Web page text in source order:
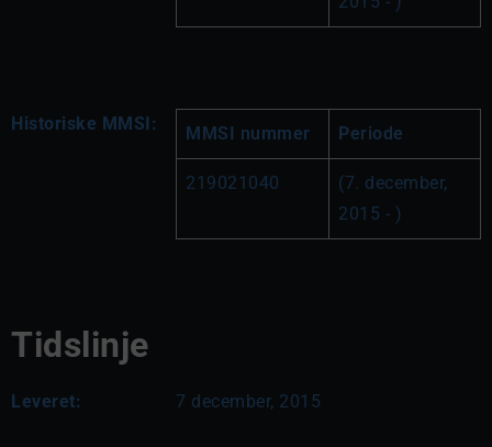
Historiske MMSI: MMSI nummer Periode
219021040
(7. december,
2015 - )
Tidslinje
Leveret: 7 december, 2015